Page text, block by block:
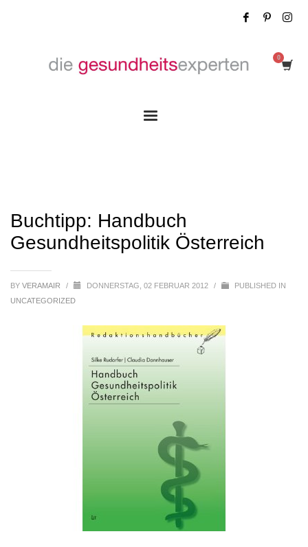
Buchtipp: Handbuch
Gesundheitspolitik Österreich
BY VERAMAIR / DONNERSTAG, 02 FEBRUAR 2012 /
PUBLISHED IN
UNCATEGORIZED